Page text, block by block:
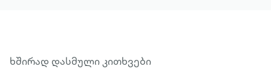
ხშირად დასმული კითხვები